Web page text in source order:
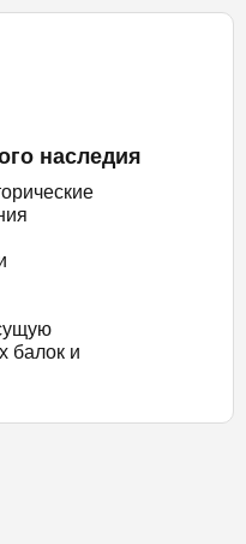
наследия
балок и